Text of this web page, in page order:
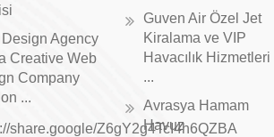
Agency
Creative Web
Company
...
share.google/Z6gY2g4TcI4h6QZBA
Guven Air Özel Jet
Kiralama ve VIP
Havacılık Hizmetleri
...
Avrasya Hamam
Havuz